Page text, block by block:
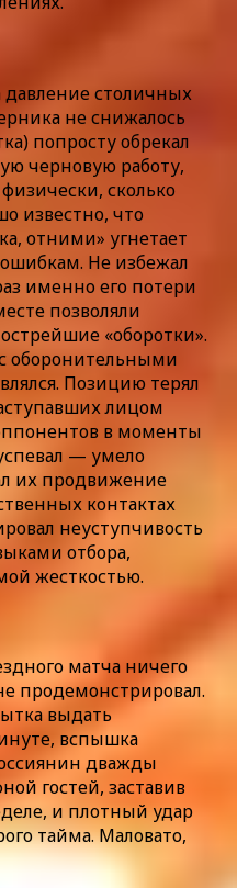
давление столичных
не снижалось
попросту обрекал
черновую работу,
сколько
известно, что
отними» угнетает
Не избежал
именно его потери
позволяли
«оборотки».
оборонительными
Позицию терял
лицом
в моменты
— умело
их продвижение
контактах
неуступчивость
отбора,
жесткостью.
матча ничего
продемонстрировал.
выдать
вспышка
дважды
гостей, заставив
и плотный удар
тайма. Маловато,